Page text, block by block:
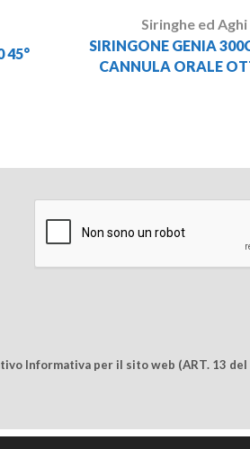
45°
Siringhe ed Aghi
SIRINGONE GENIA
CANNULA ORALE
Informativa per il sito web (ART. 13 del